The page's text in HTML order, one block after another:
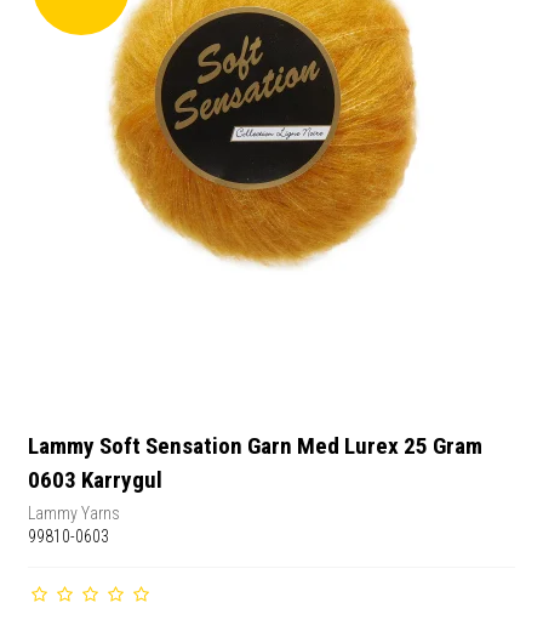
Lammy Soft Sensation Garn Med Lurex 25 Gram
0603 Karrygul
Lammy Yarns
99810-0603